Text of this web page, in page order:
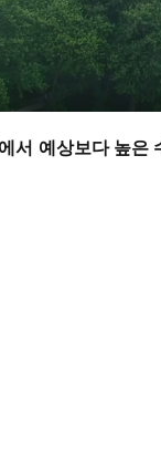
서 예상보다 높은